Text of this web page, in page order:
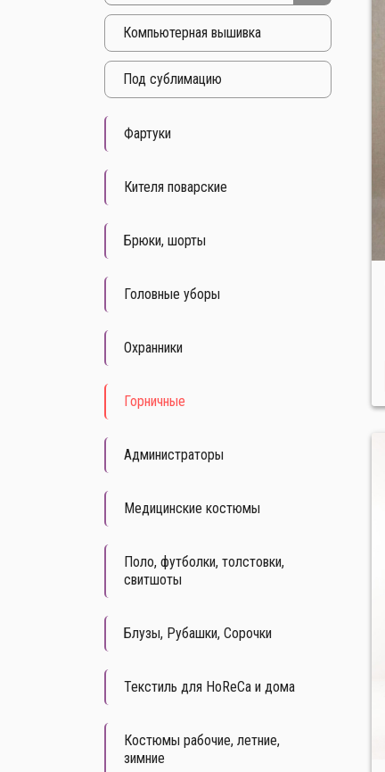
Компьютерная вышивка
Под cублимацию
Фартуки
Кителя поварские
Брюки, шорты
Головные уборы
Охранники
Горничные
Администраторы
Медицинские костюмы
Поло, футболки, толстовки,
свитшоты
Блузы, Рубашки, Сорочки
Текстиль для HoReCa и дома
Костюмы рабочие, летние,
зимние